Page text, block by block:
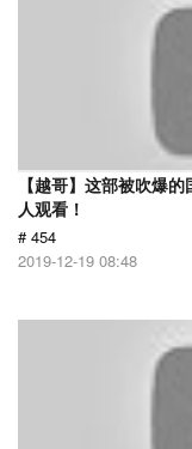
【越哥】这部被吹爆
人观看！
# 454
2019-12-19 08:48